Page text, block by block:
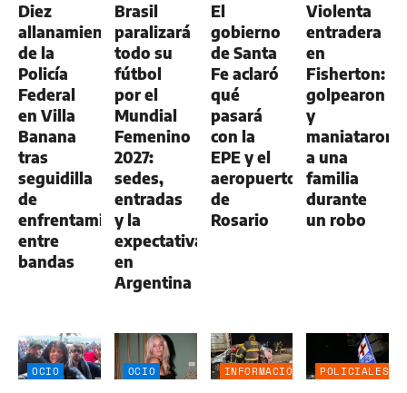
Diez
allanamientos
de la
Policía
Federal
en Villa
Banana
tras
seguidilla
de
enfrentamientos
entre
bandas
Brasil
paralizará
todo su
fútbol
por el
Mundial
Femenino
2027:
sedes,
entradas
y la
expectativa
en
Argentina
El
gobierno
de Santa
Fe aclaró
qué
pasará
con la
EPE y el
aeropuerto
de
Rosario
Violenta
entradera
en
Fisherton:
golpearon
y
maniataron
a una
familia
durante
un robo
OCIO OCIO
INFORMACIÓN
POLICIALES